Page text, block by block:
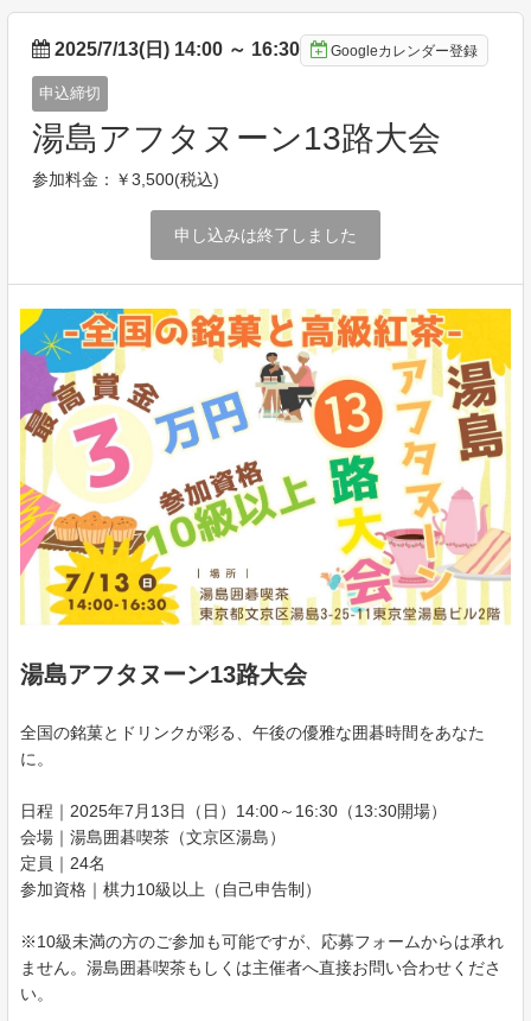
2025/7/13(日) 14:00 ～ 16:30 Googleカレンダー登録
申込締切
湯島アフタヌーン13路大会
参加料金：￥3,500(税込)
申し込みは終了しました
湯島アフタヌーン13路大会
全国の銘菓とドリンクが彩る、午後の優雅な囲碁時間をあなた
に。
日程｜2025年7月13日（日）14:00～16:30（13:30開場）
会場｜湯島囲碁喫茶（文京区湯島）
定員｜24名
参加資格｜棋力10級以上（自己申告制）
※10級未満の方のご参加も可能ですが、応募フォームからは承れ
ません。湯島囲碁喫茶もしくは主催者へ直接お問い合わせくださ
い。